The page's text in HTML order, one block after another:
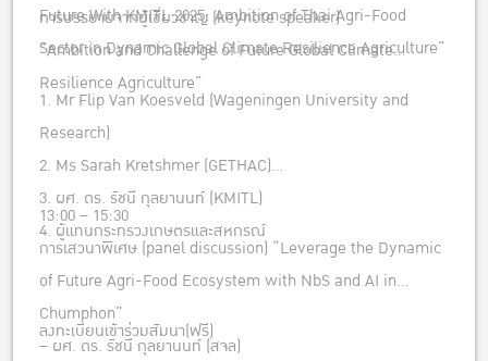
Future With KMITL 2025: Ambition of Thai Agri-Food
Sector in Dynamic Global Climate Resilience Agriculture”
การบรรยายจากผู้เชี่ยวชาญ (keynote speaker)
“Ambition and Challenge of Future Global Climate
Resilience Agriculture”
1. Mr Flip Van Koesveld (Wageningen University and
Research)
2. Ms Sarah Kretshmer (GETHAC)
3. ผศ. ดร. รัชนี กุลยานนท์ (KMITL)
4. ผู้แทนกระทรวงเกษตรและสหกรณ์
13:00 – 15:30
การเสวนาพิเศษ (panel discussion) “Leverage the Dynamic
of Future Agri-Food Ecosystem with NbS and AI in
Chumphon”
– ผศ. ดร. รัชนี กุลยานนท์ (สจล)
ลงทะเบียนเข้าร่วมสัมนา(ฟรี)